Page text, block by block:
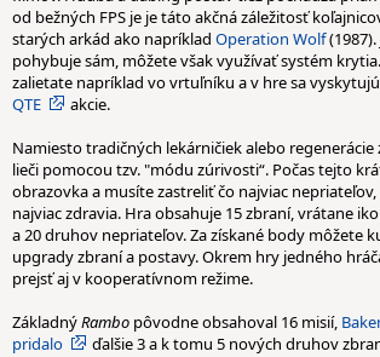
od bežných FPS je je táto akčná záležitosť
starých arkád ako napríklad Operation Wolf(1987).
pohybuje sám, môžete však využívať systém
zalietate napríklad vo vrtuľníku a v hre sa
QTE
akcie.
Namiesto tradičných lekárničiek alebo regenerácie
lieči pomocou tzv. "módu zúrivosti“. Počas tejto
obrazovka a musíte zastreliť čo najviac nepriateľov,
najviac zdravia. Hra obsahuje 15 zbraní, vrátane
a 20 druhov nepriateľov. Za získané body môžete
upgrady zbraní a postavy. Okrem hry jedného
prejsť aj v kooperatívnom režime.
ZákladnýRambo pôvodne obsahoval 16 misií,
pridalo
ďalšie 3 a k tomu 5 nových druhov